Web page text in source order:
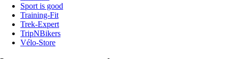
Sport is good
Training-Fit
Trek-Expert
TripNBikers
Vélo-Store